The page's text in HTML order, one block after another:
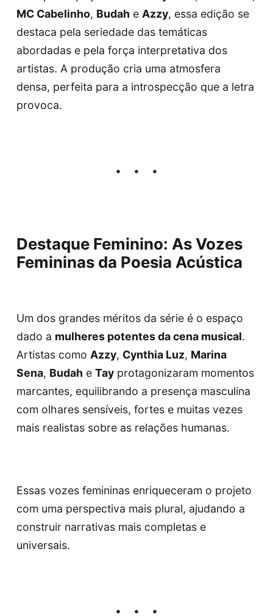
MC Cabelinho, Budah e Azzy, essa edição se
destaca pela seriedade das temáticas
abordadas e pela força interpretativa dos
artistas. A produção cria uma atmosfera
densa, perfeita para a introspecção que a letra
provoca.
Destaque Feminino: As Vozes
Femininas da Poesia Acústica
Um dos grandes méritos da série é o espaço
dado a mulheres potentes da cena musical.
Artistas como Azzy, Cynthia Luz, Marina
Sena, Budah e Tayprotagonizaram momentos
marcantes, equilibrando a presença masculina
com olhares sensíveis, fortes e muitas vezes
mais realistas sobre as relações humanas.
Essas vozes femininas enriqueceram o projeto
com uma perspectiva mais plural, ajudando a
construir narrativas mais completas e
universais.